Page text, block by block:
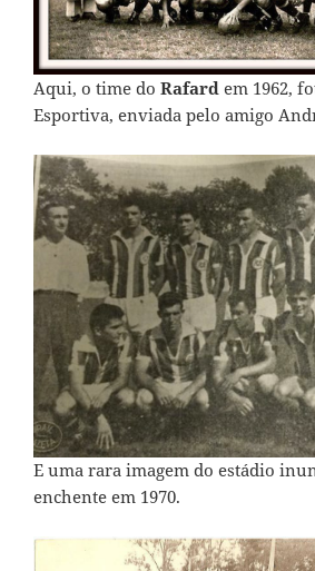
Aqui, o time do Rafard em 1962,
Esportiva, enviada pelo amigo
E uma rara imagem do estádio
enchente em 1970.